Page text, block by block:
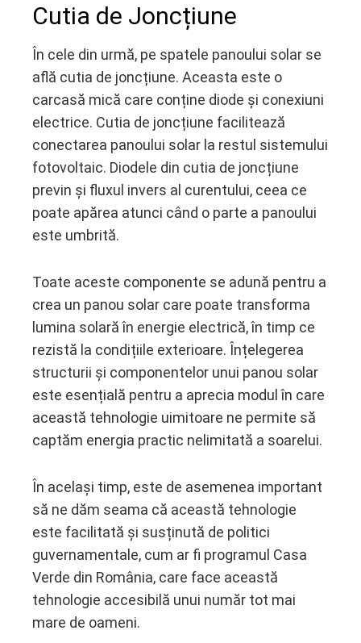
Cutia de Joncțiune
În cele din urmă, pe spatele panoului solar se
află cutia de joncțiune. Aceasta este o
carcasă mică care conține diode și conexiuni
electrice. Cutia de joncțiune facilitează
conectarea panoului solar la restul sistemului
fotovoltaic. Diodele din cutia de joncțiune
previn și fluxul invers al curentului, ceea ce
poate apărea atunci când o parte a panoului
este umbrită.
Toate aceste componente se adună pentru a
crea un panou solar care poate transforma
lumina solară în energie electrică, în timp ce
rezistă la condițiile exterioare. Înțelegerea
structurii și componentelor unui panou solar
este esențială pentru a aprecia modul în care
această tehnologie uimitoare ne permite să
captăm energia practic nelimitată a soarelui.
În același timp, este de asemenea important
să ne dăm seama că această tehnologie
este facilitată și susținută de politici
guvernamentale, cum ar fi programul Casa
Verde din România, care face această
tehnologie accesibilă unui număr tot mai
mare de oameni.